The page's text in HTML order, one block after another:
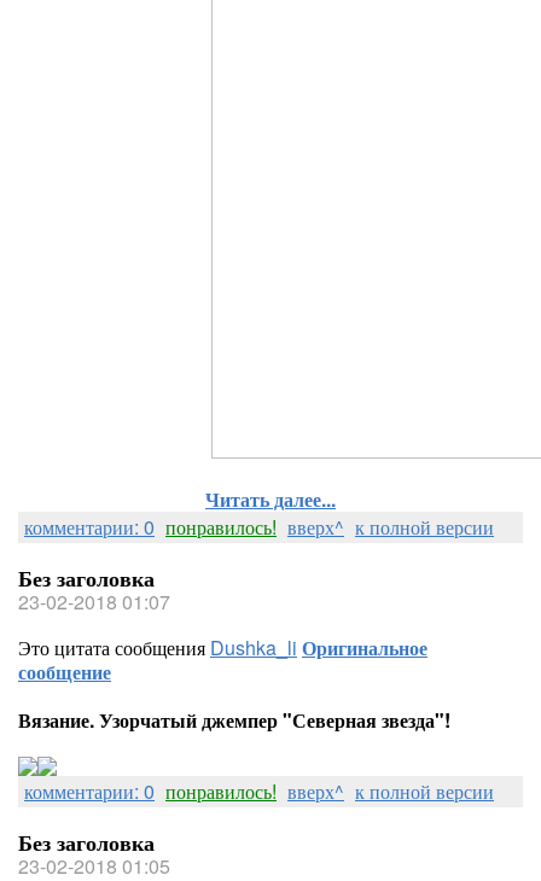
Читать далее...
комментарии: 0 понравилось! вверх^ к полной версии
Без заголовка
23-02-2018 01:07
Это цитата сообщения Dushka_li Оригинальное
сообщение
Вязание. Узорчатый джемпер "Северная звезда"!
комментарии: 0 понравилось! вверх^ к полной версии
Без заголовка
23-02-2018 01:05